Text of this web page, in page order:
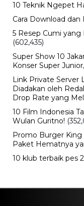
10 Teknik Ngepet
Cara Download dan
5 Resep Cumi
(602,435)
Super Show 10
Konser Super
Link Private Server
Diadakan oleh
Drop Rate yang
10 Film Indonesia
Wulan Guritno!
Promo Burger King
Paket Hematnya
10 klub terbaik pes